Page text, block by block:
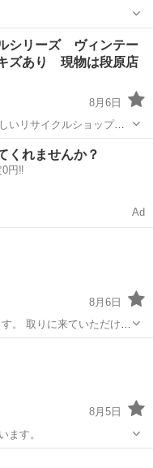
家具 工具
シリーズ ヴィンテー
あり 現物は段原店
8月6日
いリサイクルショップ中
家具
くれませんか？
円‼️
Ad
8月6日
。 取りに来ていただける
8月5日
ます。